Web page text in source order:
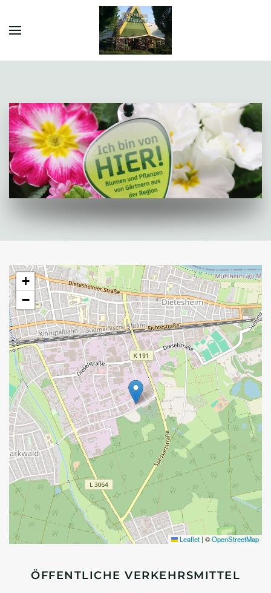
springen
+
−
Leaflet | ©OpenStreetMap
ÖFFENTLICHE VERKEHRSMITTEL